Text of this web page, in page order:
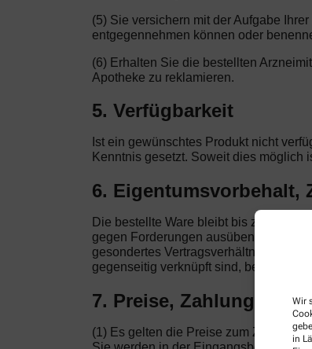
Wir
in
(5) Sie versichern mit der Aufgabe
entgegennehmen können oder
(6) Erhalten Sie die bestellten
Apotheke zu reklamieren.
5. Verfügbarkeit
Ist ein gewünschtes Produkt nicht
Kenntnis gesetzt. Soweit dies möglich
6. Eigentumsvorbehalt,
Die bestellte Ware bleibt bis zur
gegen Forderungen ausüben, die auf
gesondertes Vertragsverhältnis. Nur
gegenseitig verknüpft sind,
7. Preise, Zahlung
(1) Es gelten die Preise zum